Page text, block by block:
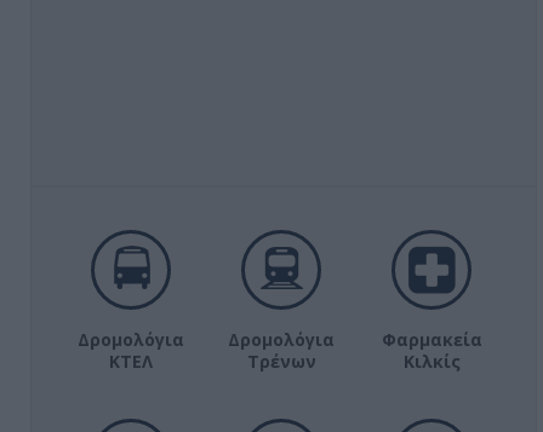
Δρομολόγια
ΚΤΕΛ
Δρομολόγια
Τρένων
Φαρμακεία
Κιλκίς